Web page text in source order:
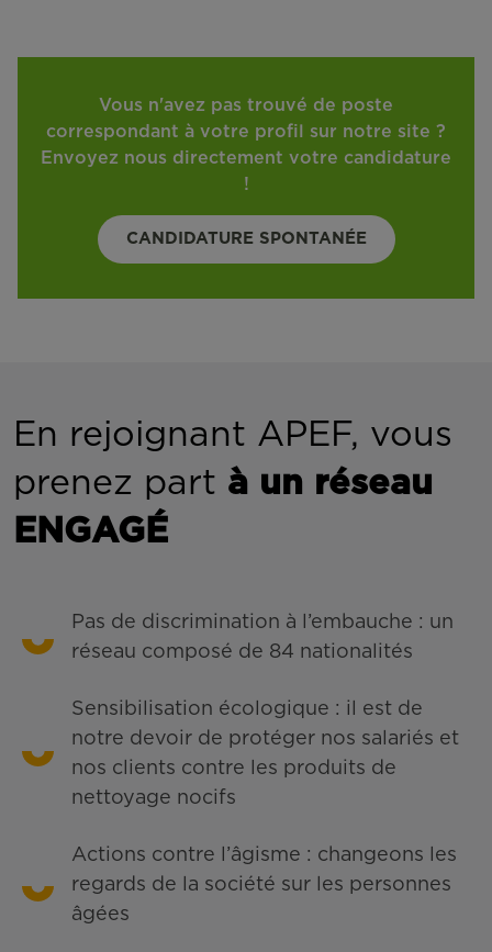
Vous n'avez pas trouvé de poste
correspondant à votre profil sur notre site ?
Envoyez nous directement votre candidature
!
CANDIDATURE SPONTANÉE
En rejoignant APEF, vous
prenez part à un réseau
ENGAGÉ
Pas de discrimination à l’embauche : un
réseau composé de 84 nationalités
Sensibilisation écologique : il est de
notre devoir de protéger nos salariés et
nos clients contre les produits de
nettoyage nocifs
Actions contre l’âgisme : changeons les
regards de la société sur les personnes
âgées